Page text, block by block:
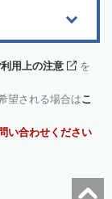
用上の注意
を
望される場合はこ
い合わせください